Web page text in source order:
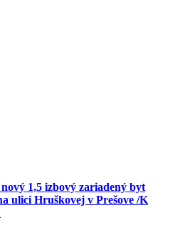
1,5 izbový zariadený byt
ulici Hruškovej v Prešove /K